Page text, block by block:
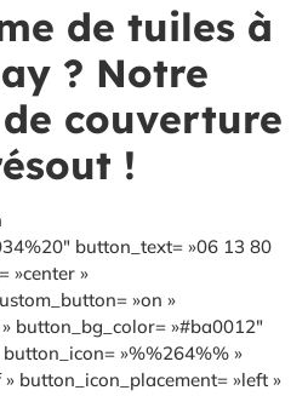
de tuiles à
? Notre
couverture
!
button_text= »06 13 80
»center »
»on »
button_bg_color= »#ba0012″
»%%264%% »
button_icon_placement= »left »